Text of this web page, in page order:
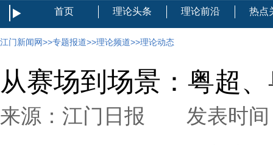
首页 理论头条 理论前沿 热点
江门新闻网>>专题报道>>理论频道>>理论动态
从赛场到场景：粤超
来源：江门日报 发表时